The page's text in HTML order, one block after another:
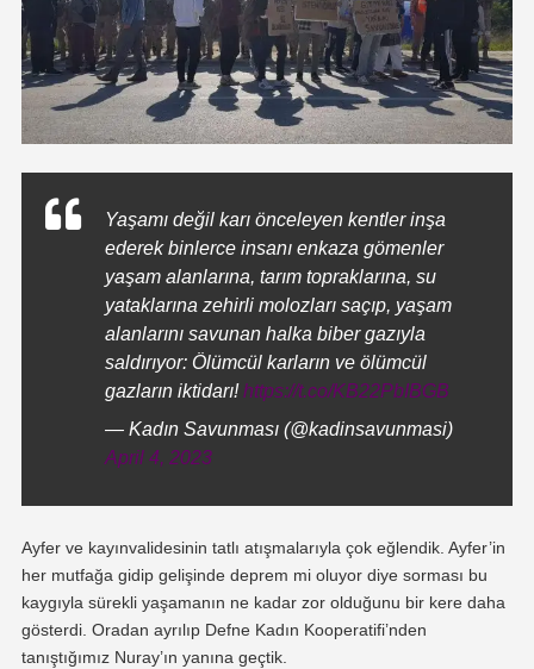
Yaşamı değil karı önceleyen kentler inşa
ederek binlerce insanı enkaza gömenler
yaşam alanlarına, tarım topraklarına, su
yataklarına zehirli molozları saçıp, yaşam
alanlarını savunan halka biber gazıyla
saldırıyor: Ölümcül karların ve ölümcül
gazların iktidarı!https://t.co/KB22PbIBGB
— Kadın Savunması (@kadinsavunmasi)
April 4, 2023
Ayfer ve kayınvalidesinin tatlı atışmalarıyla çok eğlendik. Ayfer’in
her mutfağa gidip gelişinde deprem mi oluyor diye sorması bu
kaygıyla sürekli yaşamanın ne kadar zor olduğunu bir kere daha
gösterdi. Oradan ayrılıp Defne Kadın Kooperatifi’nden
tanıştığımız Nuray’ın yanına geçtik.